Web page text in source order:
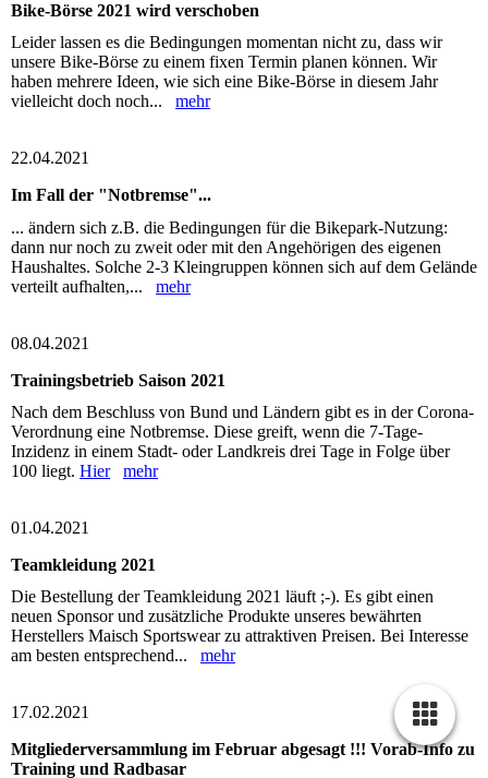
Bike-Börse 2021 wird verschoben
Leider lassen es die Bedingungen momentan nicht zu, dass wir
unsere Bike-Börse zu einem fixen Termin planen können. Wir
haben mehrere Ideen, wie sich eine Bike-Börse in diesem Jahr
vielleicht doch noch... mehr
22.04.2021
Im Fall der "Notbremse"...
... ändern sich z.B. die Bedingungen für die Bikepark-Nutzung:
dann nur noch zu zweit oder mit den Angehörigen des eigenen
Haushaltes. Solche 2-3 Kleingruppen können sich auf dem Gelände
verteilt aufhalten,... mehr
08.04.2021
Trainingsbetrieb Saison 2021
Nach dem Beschluss von Bund und Ländern gibt es in der Corona-
Verordnung eine Notbremse. Diese greift, wenn die 7-Tage-
Inzidenz in einem Stadt- oder Landkreis drei Tage in Folge über
100 liegt. Hier mehr
01.04.2021
Teamkleidung 2021
Die Bestellung der Teamkleidung 2021 läuft ;-). Es gibt einen
neuen Sponsor und zusätzliche Produkte unseres bewährten
Herstellers Maisch Sportswear zu attraktiven Preisen. Bei Interesse
am besten entsprechend... mehr
17.02.2021
Mitgliederversammlung im Februar abgesagt !!! Vorab-Info zu
Training und Radbasar